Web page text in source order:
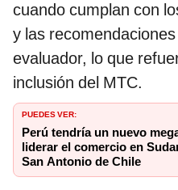
cuando cumplan con
y las
evaluador, lo que
inclusión del MTC.
PUEDES VER:
Perú tendría un nuevo
liderar el comercio en
San Antonio de Chile